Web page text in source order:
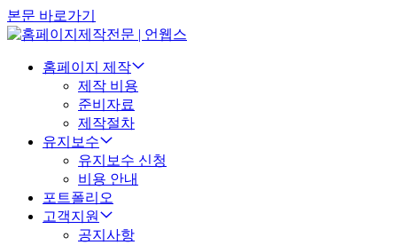
본문 바로가기
홈페이지 제작
제작 비용
준비자료
제작절차
유지보수
유지보수 신청
비용 안내
포트폴리오
고객지원
공지사항